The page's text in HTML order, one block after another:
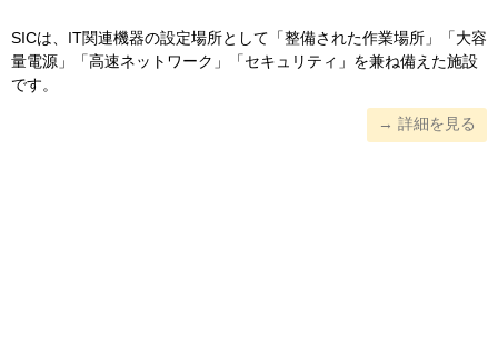
SICは、IT関連機器の設定場所として「整備された作業場所」「大容
量電源」「高速ネットワーク」「セキュリティ」を兼ね備えた施設
です。
→ 詳細を見る